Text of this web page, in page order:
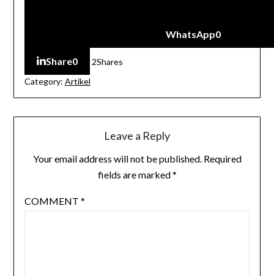
WhatsApp0
Share0 2Shares
Category: Artikel
Leave a Reply
Your email address will not be published. Required
fields are marked*
COMMENT *